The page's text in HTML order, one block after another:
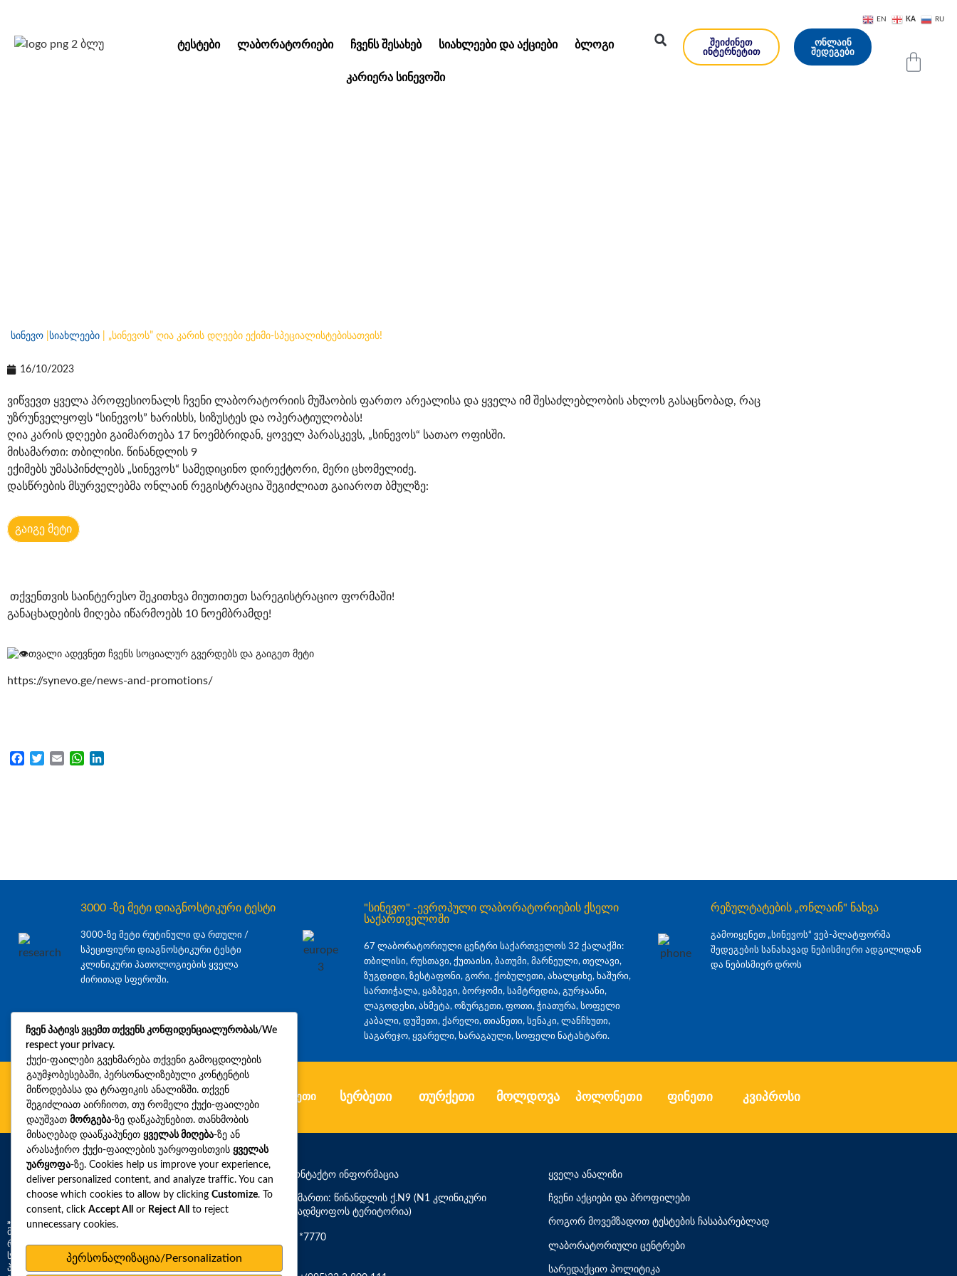
ᲢᲔᲡᲢᲔᲑᲘ ᲚᲐᲑᲝᲠᲐᲢᲝᲠᲘᲔᲑᲘ ᲩᲕᲔᲜᲡ ᲨᲔᲡᲐᲮᲔᲑ ᲡᲘᲐᲮᲚᲔᲔᲑᲘ ᲓᲐ ᲐᲥᲪᲘᲔᲑᲘ ᲑᲚᲝᲒᲘ
ᲙᲐᲠᲘᲔᲠᲐ ᲡᲘᲜᲔᲕᲝᲨᲘ
ᲨᲔᲘᲫᲘᲜᲔᲗ
ᲘᲜᲢᲔᲠᲜᲔᲢᲘᲗ
ᲝᲜᲚᲐᲘᲜ
ᲨᲔᲓᲔᲒᲔᲑᲘ
სინევო სიახლეები „სინევოს” ღია კარის დღეები ექიმი-სპეციალისტებისათვის!
16/10/2023
ვიწვევთ ყველა პროფესიონალს ჩვენი ლაბორატორიის მუშაობის ფართო არეალისა და ყველა იმ შესაძლებლობის ახლოს გასაცნობად, რაც
უზრუნველყოფს “სინევოს” ხარისხს, სიზუსტეს და ოპერატიულობას!
ღია კარის დღეები გაიმართება 17 ნოემბრიდან, ყოველ პარასკევს, „სინევოს“ სათაო ოფისში.
მისამართი: თბილისი. წინანდლის 9
ექიმებს უმასპინძლებს „სინევოს“ სამედიცინო დირექტორი, მერი ცხომელიძე.
დასწრების მსურველებმა ონლაინ რეგისტრაცია შეგიძლიათ გაიაროთ ბმულზე:
გაიგე მეტი
თქვენთვის საინტერესო შეკითხვა მიუთითეთ სარეგისტრაციო ფორმაში!
განაცხადების მიღება იწარმოებს 10 ნოემბრამდე!
თვალი ადევნეთ ჩვენს სოციალურ გვერდებს და გაიგეთ მეტი
https://synevo.ge/news-and-promotions/
FacebookTwitter
Email WhatsApp
3000 -ზე მეტი დიაგნოსტიკური ტესტი
3000-ზე მეტი რუტინული და რთული /
სპეციფიური დიაგნოსტიკური ტესტი
კლინიკური პათოლოგიების ყველა
ძირითად სფეროში.
"სინევო" -ევროპული ლაბორატორიების ქსელი
საქართველოში
67 ლაბორატორიული ცენტრი საქართველოს 32 ქალაქში:
თბილისი, რუსთავი, ქუთაისი, ბათუმი, მარნეული, თელავი,
ზუგდიდი, ზესტაფონი, გორი, ქობულეთი, ახალციხე, ხაშური,
სართიჭალა, ყაზბეგი, ბორჯომი, სამტრედია, გურჯაანი,
ლაგოდეხი, ახმეტა, ოზურგეთი, ფოთი, ჭიათურა, სოფელი
კაბალი, დუშეთი, ქარელი, თიანეთი, სენაკი, ლანჩხუთი,
საგარეჯო, ყვარელი, ხარაგაული, სოფელი ნატახტარი.
რეზულტატების „ონლაინ" ნახვა
გამოიყენეთ „სინევოს“ ვებ-პლატფორმა
შედეგების სანახავად ნებისმიერი ადგილიდან
და ნებისმიერ დროს
გერმანია რუმინეთი უკრაინა ბულგარეთი სერბეთი თურქეთი მოლდოვა პოლონეთი ფინეთი კვიპროსი
„სინევო“ –
საქართველოში დიაგნოსტიკური
მომსახურების ფართო სპექტრის მომწოდებელი,
რომელიც გთავაზობთ 3,000-ზე მეტ რუტინულ და
სპეციფიურ დიაგნოსტიკურ ტესტს კლინიკური
პათოლოგიის ყველა ძირითად სფეროში. 2026
საკონტაქტო ინფორმაცია
მისამართი: წინანდლის ქ.N9 (N1 კლინიკური
საავადმყოფოს ტერიტორია)
*7770
ყველა ანალიზი
ჩვენი აქციები და პროფილები
როგორ მოვემზადოთ ტესტების ჩასაბარებლად
ლაბორატორიული ცენტრები
სარედაქციო პოლიტიკა
EN KA RU
ჩვენ პატივს ვცემთ თქვენს კონფიდენციალურობას/We
respect your privacy.
ქუქი-ფაილები გვეხმარება თქვენი გამოცდილების
გაუმჯობესებაში, პერსონალიზებული კონტენტის
მიწოდებასა და ტრაფიკის ანალიზში. თქვენ
შეგიძლიათ აირჩიოთ, თუ რომელი ქუქი-ფაილები
დაუშვათ მორგება-ზე დაწკაპუნებით. თანხმობის
მისაღებად დააწკაპუნეთ ყველას მიღება-ზე ან
არასაჭირო ქუქი-ფაილების უარყოფისთვის ყველას
უარყოფა-ზე. Cookies help us improve your experience,
deliver personalized content, and analyze traffic. You can
choose which cookies to allow by clicking Customize. To
consent, click Accept All or Reject All
to reject
unnecessary cookies.
პერსონალიზაცია/Personalization